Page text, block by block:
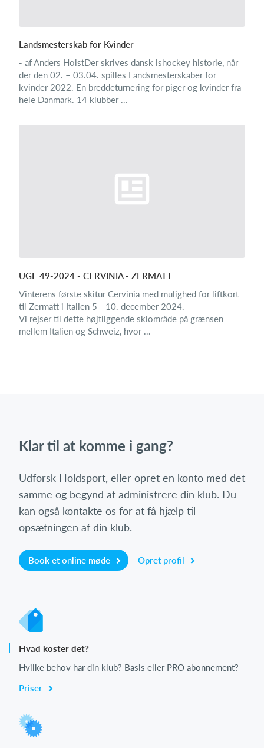
Landsmesterskab for Kvinder
- af Anders HolstDer skrives dansk ishockey historie, når
der den 02. – 03.04. spilles Landsmesterskaber for
kvinder 2022. En breddeturnering for piger og kvinder fra
hele Danmark. 14 klubber ...
UGE 49-2024 - CERVINIA - ZERMATT
Vinterens første skitur Cervinia med mulighed for liftkort
til Zermatt i Italien 5 - 10. december 2024.
Vi rejser til dette højtliggende skiområde på grænsen
mellem Italien og Schweiz, hvor ...
Klar til at komme i gang?
Udforsk Holdsport, eller opret en konto med det
samme og begynd at administrere din klub. Du
kan også kontakte os for at få hjælp til
opsætningen af din klub.
Book et online møde Opret profil
Hvad koster det?
Hvilke behov har din klub? Basis eller PRO abonnement?
Priser